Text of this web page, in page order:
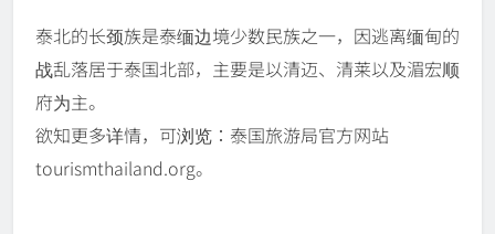
泰北的长颈族是泰缅边境少数民族之一，因逃离缅甸的
战乱落居于泰国北部，主要是以清迈、清莱以及湄宏顺
府为主。
欲知更多详情，可浏览：泰国旅游局官方网站
tourismthailand.org。